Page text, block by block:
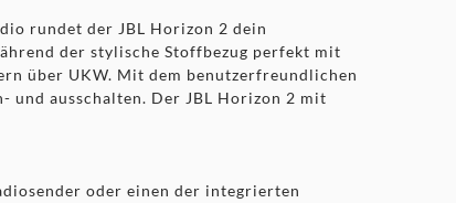
rundet der JBL Horizon 2 dein
der stylische Stoffbezug perfekt mit
über UKW. Mit dem benutzerfreundlichen
und ausschalten. Der JBL Horizon 2 mit
oder einen der integrierten